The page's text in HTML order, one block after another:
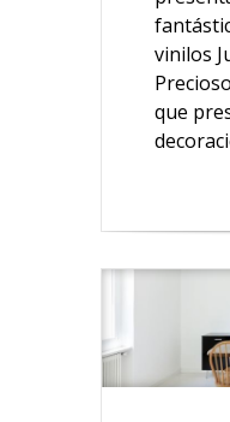
vinilos
que